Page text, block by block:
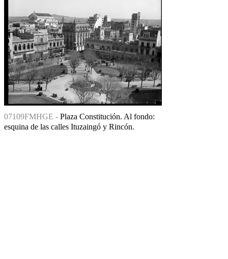
07109FMHGE - Plaza Constitución. Al fondo:
esquina de las calles Ituzaingó y Rincón.